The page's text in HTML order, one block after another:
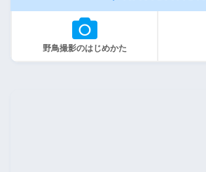
野鳥撮影のはじめかた